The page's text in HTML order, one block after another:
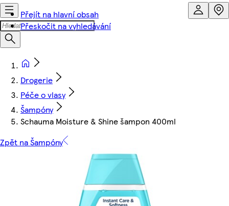
Přejít na hlavní obsah
Přeskočit na vyhledávání
Drogerie
Péče o vlasy
Šampóny
Schauma Moisture & Shine šampon 400ml
Zpět na Šampóny